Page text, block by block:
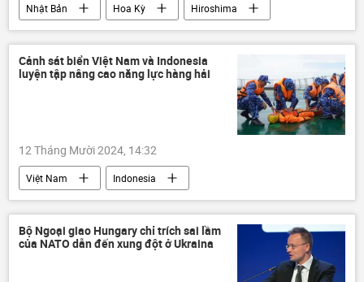
Lugansk
Thế giới Quân sự
Nhật Bản Hoa Kỳ
Hiroshima
Nagasaki
vụ đánh bom
Thế giới
thông tin
phương Tây
vũ khí hạt nhân
Cảnh sát biển Việt Nam và Indonesia
luyện tập nâng cao năng lực hàng hải
12 Tháng Mười 2024, 14:32
Việt Nam
Indonesia
Cảnh sát Biển Việt Nam
cảnh sát
quan hệ
quan hệ chiến lược
hợp tác
Thế giới
thông tin
Bộ Ngoại giao Hungary chỉ trích sai lầm
của NATO dẫn đến xung đột ở Ukraina